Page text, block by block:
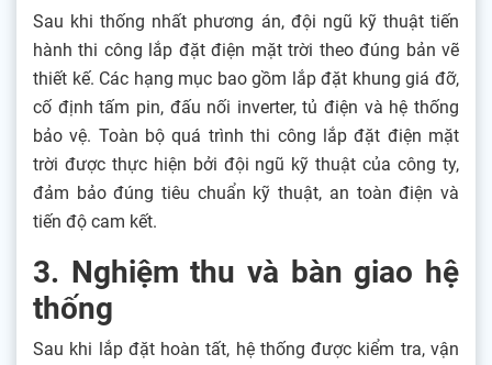
Sau khi thống nhất phương án, đội ngũ kỹ thuật tiến
hành thi công lắp đặt điện mặt trời theo đúng bản vẽ
thiết kế. Các hạng mục bao gồm lắp đặt khung giá đỡ,
cố định tấm pin, đấu nối inverter, tủ điện và hệ thống
bảo vệ. Toàn bộ quá trình thi công lắp đặt điện mặt
trời được thực hiện bởi đội ngũ kỹ thuật của công ty,
đảm bảo đúng tiêu chuẩn kỹ thuật, an toàn điện và
tiến độ cam kết.
3. Nghiệm thu và bàn giao hệ
thống
Sau khi lắp đặt hoàn tất, hệ thống được kiểm tra, vận